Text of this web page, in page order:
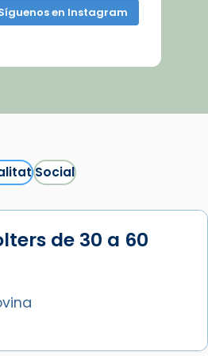
en Instagram
Social
de 30 a 60